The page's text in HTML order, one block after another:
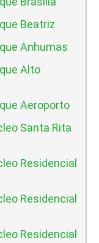
Beatriz
Anhumas
Alto
Aeroporto
Santa Rita
Residencial
Residencial
Residencial